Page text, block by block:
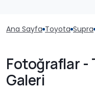
Ana Sayfa Toyota Supra
Fotoğraflar -
Galeri